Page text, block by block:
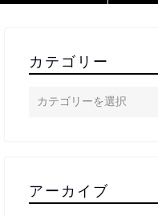
カテゴリー
アーカイブ